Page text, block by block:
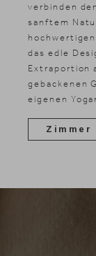
verbinden
sanftem
das edle
Extraportion
gebackenen
eigenen
Zimmer